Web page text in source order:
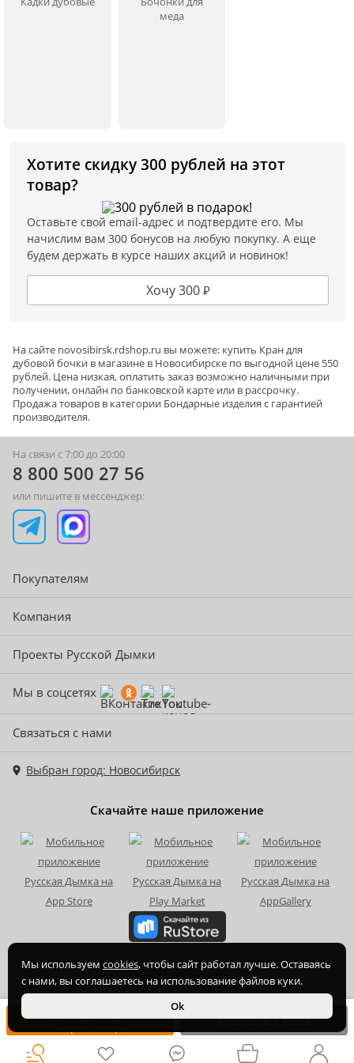
В корзину Купить в 1 клик
меда
Хотите скидку 300 рублей на этот
товар?
Оставьте свой email-адрес и подтвердите его. Мы
начислим вам 300 бонусов на любую покупку. А еще
будем держать в курсе наших акций и новинок!
Хочу 300 ₽
На сайте novosibirsk.rdshop.ru вы можете: купить Кран для
дубовой бочки в магазине в Новосибирске по выгодной цене 550
рублей. Цена низкая, оплатить заказ возможно наличными при
получении, онлайн по банковской карте или в рассрочку.
Продажа товаров в категории Бондарные изделия с гарантией
производителя.
Мы используем cookies, чтобы сайт работал лучше. Оставаясь
с нами, вы соглашаетесь на использование файлов куки.
Ok
На связи с 7:00 до 20:00
8 800 500 27 56
или пишите в мессенджер:
Покупателям
Компания
Проекты Русской Дымки
Мы в соцсетях
Связаться с нами
Выбран город: Новосибирск
Скачайте наше приложение
2015-2026© ООО Торгово-производственная компания Ханхи,
ОГРН 1164350070720